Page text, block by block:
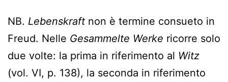
NB. Lebenskraft non è termine consueto in
Freud. Nelle Gesammelte Werke ricorre solo
due volte: la prima in riferimento al Witz
(vol. VI, p. 138), la seconda in riferimento